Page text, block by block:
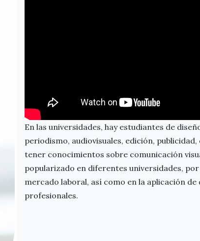
En las universidades, hay estudiantes de
periodismo, audiovisuales, edición,
tener conocimientos sobre comunicación
popularizado en diferentes universidades,
mercado laboral, así como en la aplicación
profesionales.